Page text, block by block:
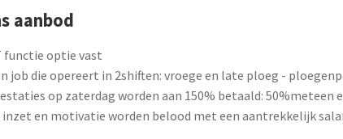
aanbod
functie optie vast
job die opereert in 2shiften: vroege en late ploeg -
op zaterdag worden aan 150% betaald: 50%meteen
inzet en motivatie worden belood met een aantrekkelijk